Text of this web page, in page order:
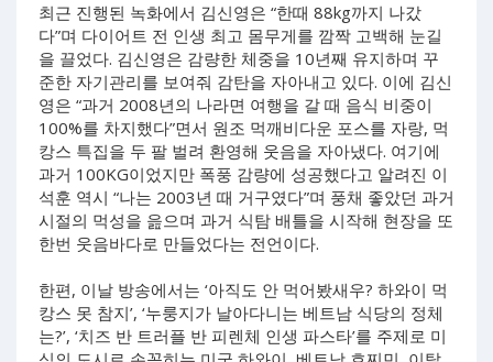
최근 진행된 녹화에서 김신영은 “한때 88kg까지 나갔
다”며 다이어트 전 인생 최고 몸무게를 깜짝 고백해 눈길
을 끌었다. 김신영은 감량한 체중을 10년째 유지하며 꾸
준한 자기관리를 보여줘 감탄을 자아내고 있다. 이에 김신
영은 “과거 2008년의 나라면 여행을 갈 때 음식 비중이
100%를 차지했다”면서 원조 먹깨비다운 포스를 자랑, 먹
캉스 특집을 두 팔 벌려 환영해 웃음을 자아냈다. 여기에
과거 100KG이었지만 폭풍 감량에 성공했다고 알려진 이
석훈 역시 “나는 2003년 때 거구였다”며 풍채 좋았던 과거
시절의 먹성을 읊으며 과거 식탐 배틀을 시작해 현장을 또
한번 웃음바다로 만들었다는 전언이다.
한편, 이날 방송에서는 ‘아직도 안 먹어봤새우? 하와이 먹
캉스 못 참지’, ‘누룽지가 날아다니는 베트남 식당의 정체
는?’, ‘치즈 반 트러플 반 피렌체 인생 파스타’를 주제로 미